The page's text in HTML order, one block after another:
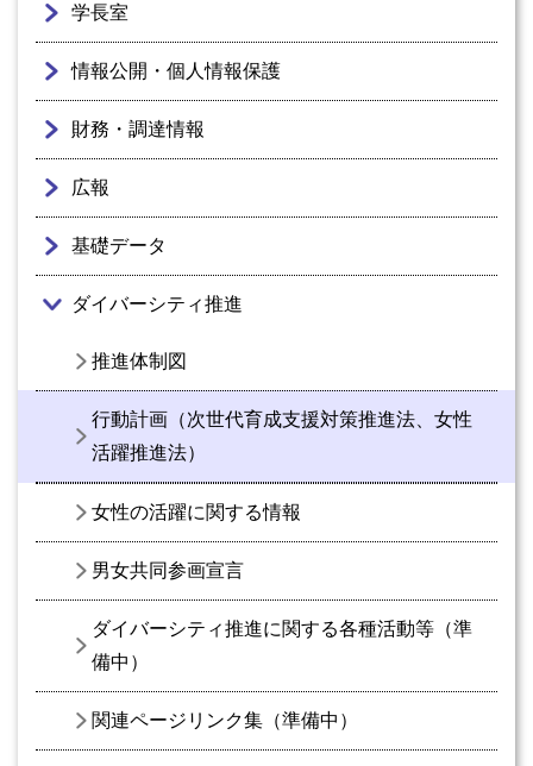
学長室
情報公開・個人情報保護
財務・調達情報
広報
基礎データ
ダイバーシティ推進
推進体制図
行動計画（次世代育成支援対策推進法、女性
活躍推進法）
女性の活躍に関する情報
男女共同参画宣言
ダイバーシティ推進に関する各種活動等（準
備中）
関連ページリンク集（準備中）